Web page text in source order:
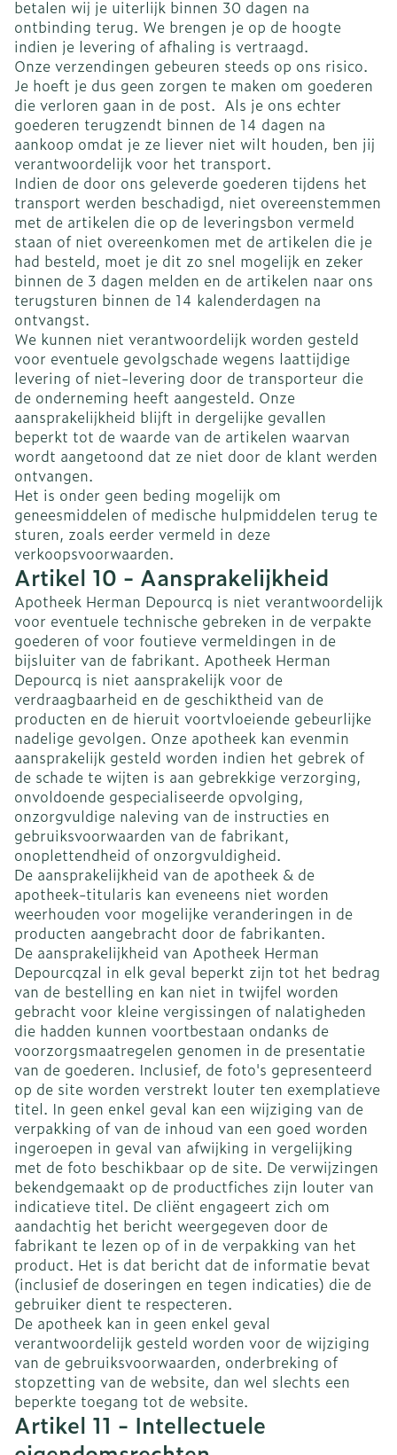
betalen wij je uiterlijk binnen 30 dagen na
ontbinding terug. We brengen je op de hoogte
indien je levering of afhaling is vertraagd.
Onze verzendingen gebeuren steeds op ons risico.
Je hoeft je dus geen zorgen te maken om goederen
die verloren gaan in de post. Als je ons echter
goederen terugzendt binnen de 14 dagen na
aankoop omdat je ze liever niet wilt houden, ben jij
verantwoordelijk voor het transport.
Indien de door ons geleverde goederen tijdens het
transport werden beschadigd, niet overeenstemmen
met de artikelen die op de leveringsbon vermeld
staan of niet overeenkomen met de artikelen die je
had besteld, moet je dit zo snel mogelijk en zeker
binnen de 3 dagen melden en de artikelen naar ons
terugsturen binnen de 14 kalenderdagen na
ontvangst.
We kunnen niet verantwoordelijk worden gesteld
voor eventuele gevolgschade wegens laattijdige
levering of niet-levering door de transporteur die
de onderneming heeft aangesteld. Onze
aansprakelijkheid blijft in dergelijke gevallen
beperkt tot de waarde van de artikelen waarvan
wordt aangetoond dat ze niet door de klant werden
ontvangen.
Het is onder geen beding mogelijk om
geneesmiddelen of medische hulpmiddelen terug te
sturen, zoals eerder vermeld in deze
verkoopsvoorwaarden.
Artikel 10 - Aansprakelijkheid
Apotheek Herman Depourcq is niet verantwoordelijk
voor eventuele technische gebreken in de verpakte
goederen of voor foutieve vermeldingen in de
bijsluiter van de fabrikant. Apotheek Herman
Depourcq is niet aansprakelijk voor de
verdraagbaarheid en de geschiktheid van de
producten en de hieruit voortvloeiende gebeurlijke
nadelige gevolgen. Onze apotheek kan evenmin
aansprakelijk gesteld worden indien het gebrek of
de schade te wijten is aan gebrekkige verzorging,
onvoldoende gespecialiseerde opvolging,
onzorgvuldige naleving van de instructies en
gebruiksvoorwaarden van de fabrikant,
onoplettendheid of onzorgvuldigheid.
De aansprakelijkheid van de apotheek & de
apotheek-titularis kan eveneens niet worden
weerhouden voor mogelijke veranderingen in de
producten aangebracht door de fabrikanten.
De aansprakelijkheid van Apotheek Herman
Depourcqzal in elk geval beperkt zijn tot het bedrag
van de bestelling en kan niet in twijfel worden
gebracht voor kleine vergissingen of nalatigheden
die hadden kunnen voortbestaan ondanks de
voorzorgsmaatregelen genomen in de presentatie
van de goederen. Inclusief, de foto's gepresenteerd
op de site worden verstrekt louter ten exemplatieve
titel. In geen enkel geval kan een wijziging van de
verpakking of van de inhoud van een goed worden
ingeroepen in geval van afwijking in vergelijking
met de foto beschikbaar op de site. De verwijzingen
bekendgemaakt op de productfiches zijn louter van
indicatieve titel. De cliënt engageert zich om
aandachtig het bericht weergegeven door de
fabrikant te lezen op of in de verpakking van het
product. Het is dat bericht dat de informatie bevat
(inclusief de doseringen en tegen indicaties) die de
gebruiker dient te respecteren.
De apotheek kan in geen enkel geval
verantwoordelijk gesteld worden voor de wijziging
van de gebruiksvoorwaarden, onderbreking of
stopzetting van de website, dan wel slechts een
beperkte toegang tot de website.
Artikel 11 - Intellectuele